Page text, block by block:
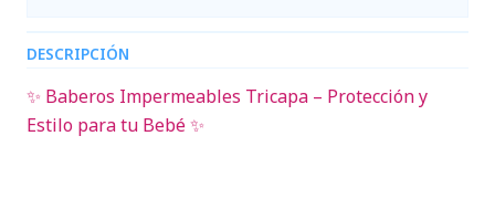
DESCRIPCIÓN
✨ Baberos Impermeables Tricapa – Protección y
Estilo para tu Bebé ✨